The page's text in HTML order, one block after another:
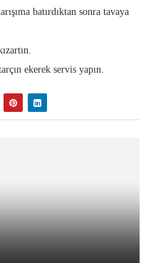
batırdıktan sonra tavaya
ekerek servis yapın.